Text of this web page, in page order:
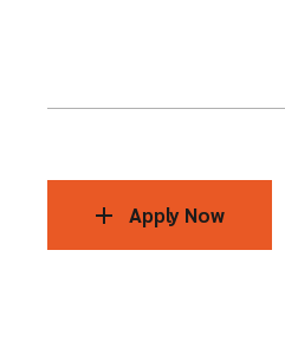
Apply Now